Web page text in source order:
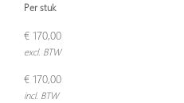
Per stuk
€ 170,00
excl. BTW
€ 170,00
incl. BTW